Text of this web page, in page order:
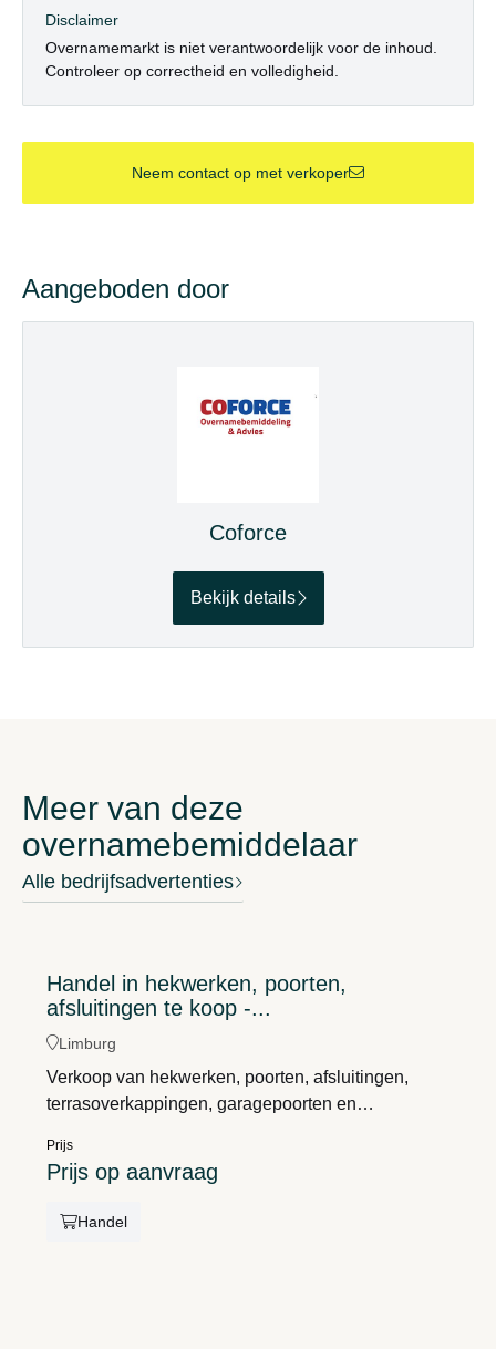
Disclaimer
Overnamemarkt is niet verantwoordelijk voor de inhoud.
Controleer op correctheid en volledigheid.
Neem contact op met verkoper
Aangeboden door
Coforce
Bekijk details
Meer van deze
overnamebemiddelaar
Alle bedrijfsadvertenties
Handel in hekwerken, poorten,
afsluitingen te koop -...
Limburg
Verkoop van hekwerken, poorten, afsluitingen,
terrasoverkappingen, garagepoorten en
B2B (recurring) en B2CVakmanschap, kennis en
ervaringSterk leveranciersnetwerkGrote
voorraadOmzet: 5 milj. EURTeam: 10 pRendabel
Prijs
Prijs op aanvraag
Handel